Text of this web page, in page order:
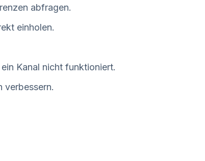
abfragen.
einholen.
Kanal nicht funktioniert.
verbessern.